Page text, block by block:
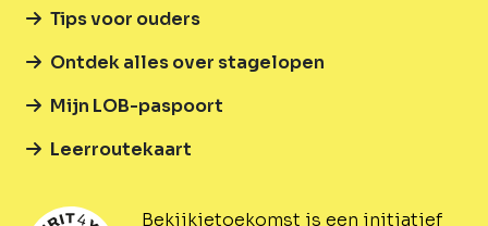
Bekijkjetoekomst is een initiatief
Tips voor ouders
Ontdek alles over stagelopen
Mijn LOB-paspoort
Leerroutekaart